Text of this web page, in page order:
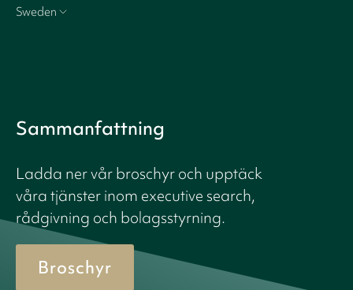
Sweden
Sammanfattning
Ladda ner vår broschyr och upptäck
våra tjänster inom executive search,
rådgivning och bolagsstyrning.
Broschyr